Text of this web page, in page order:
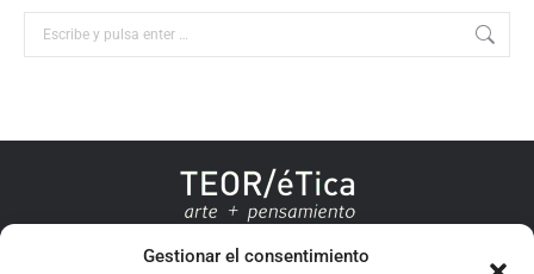
Gestionar el consentimiento
Buscar:
TEOR/éTica 2020 - Desarrollado por Oncenueve Estudio